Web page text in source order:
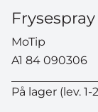
MoTip
A1 84 090306
På lager (lev.